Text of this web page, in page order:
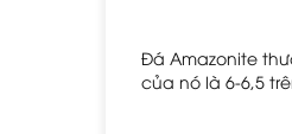
Đá Amazonite
của nó là 6-6,5